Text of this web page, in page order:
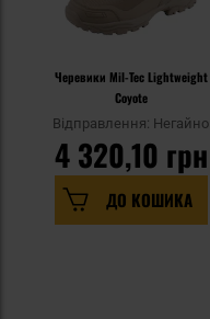
Черевики Mil-Tec Lightweight
Coyote
Відправлення: Негайно
4 320,10 грн
ДО КОШИКА